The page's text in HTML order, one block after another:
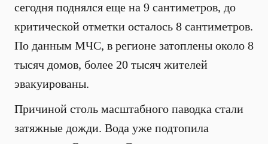
сегодня поднялся еще на 9 сантиметров, до
критической отметки осталось 8 сантиметров.
По данным МЧС, в регионе затоплены около 8
тысяч домов, более 20 тысяч жителей
эвакуированы.
Причиной столь масштабного паводка стали
затяжные дожди. Вода уже подтопила